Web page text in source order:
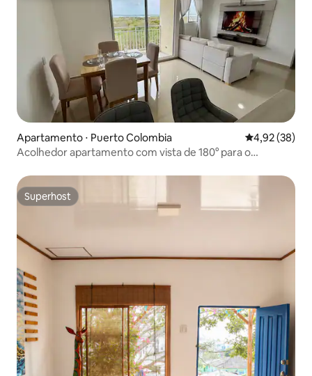
Apartamento ⋅ Puerto Colombia 4,92 de uma
4,92 (38)
Acolhedor apartamento com vista de 180° para o
Superhost
Superhost